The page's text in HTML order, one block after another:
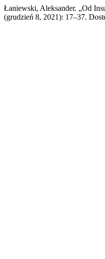
Łaniewski, Aleksander. „Od
(grudzień 8, 2021): 17–37.